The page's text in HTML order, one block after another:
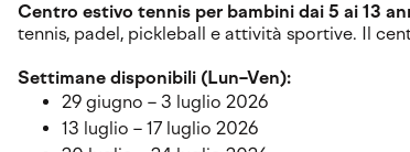
Centro estivo tennis per bambini dai 5 ai 13
tennis, padel, pickleball e attività sportive. Il
Settimane disponibili (Lun–Ven):
29 giugno – 3 luglio 2026
13 luglio – 17 luglio 2026